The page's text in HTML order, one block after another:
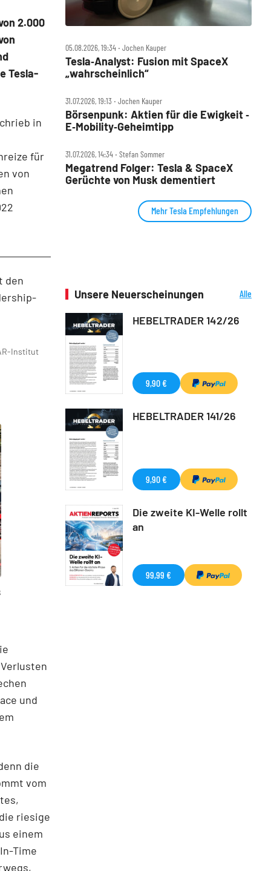
2.000
Tesla-
in
für
von
den
Institut
und
die
vom
riesige
einem
Time
05.08.2026, 19:34 ‧ Jochen Kauper
Tesla‑Analyst: Fusion mit SpaceX
„wahrscheinlich“
31.07.2026, 19:13 ‧ Jochen Kauper
Börsenpunk: Aktien für die Ewigkeit ‑
E‑Mobility‑Geheimtipp
31.07.2026, 14:34 ‧ Stefan Sommer
Megatrend Folger: Tesla & SpaceX
Gerüchte von Musk dementiert
Mehr Tesla Empfehlungen
Unsere Neuerscheinungen
Alle
HEBELTRADER 142/26
9,90 €
HEBELTRADER 141/26
9,90 €
Die zweite KI-Welle rollt
an
99,99 €